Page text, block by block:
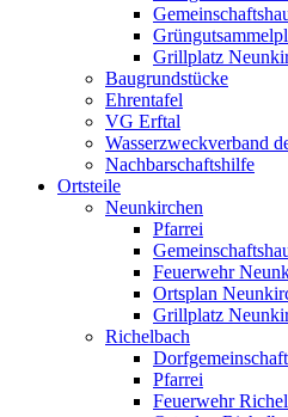
Grillplatz
Baugrundstücke
Ehrentafel
VG Erftal
Wasserzweckverband
Nachbarschaftshilfe
Ortsteile
Neunkirchen
Pfarrei
Feuerwehr
Ortsplan
Grillplatz
Richelbach
Pfarrei
Feuerwehr